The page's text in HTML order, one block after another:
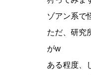
ゾアン系で
ただ、研究
がw
ある程度、